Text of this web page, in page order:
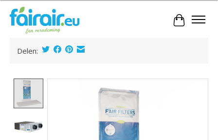
Delen: